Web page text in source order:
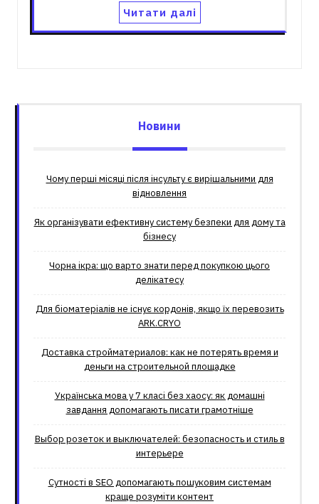
Читати далі
Новини
Чому перші місяці після інсульту є вирішальними для
відновлення
Як організувати ефективну систему безпеки для дому та
бізнесу
Чорна ікра: що варто знати перед покупкою цього
делікатесу
Для біоматеріалів не існує кордонів, якщо їх перевозить
ARK.CRYO
Доставка стройматериалов: как не потерять время и
деньги на строительной площадке
Українська мова у 7 класі без хаосу: як домашні
завдання допомагають писати грамотніше
Выбор розеток и выключателей: безопасность и стиль в
интерьере
Сутності в SEO допомагають пошуковим системам
краще розуміти контент